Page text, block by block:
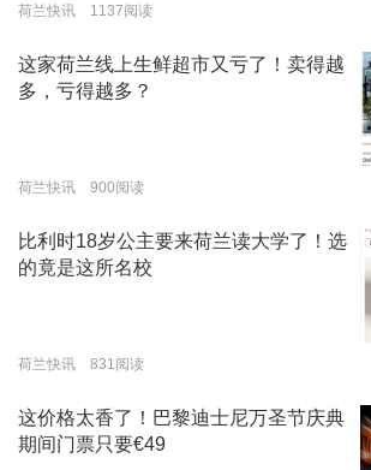
荷兰快讯 1137阅读
这家荷兰线上生鲜超市又亏了！卖得越
多，亏得越多？
荷兰快讯 900阅读
比利时18岁公主要来荷兰读大学了！选
的竟是这所名校
荷兰快讯 831阅读
这价格太香了！巴黎迪士尼万圣节庆典
期间门票只要€49